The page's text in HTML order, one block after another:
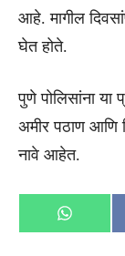
आहे. मागील
घेत होते.
पुणे पोलिसांना
अमीर पठाण आणि
नावे आहेत.
Share
on